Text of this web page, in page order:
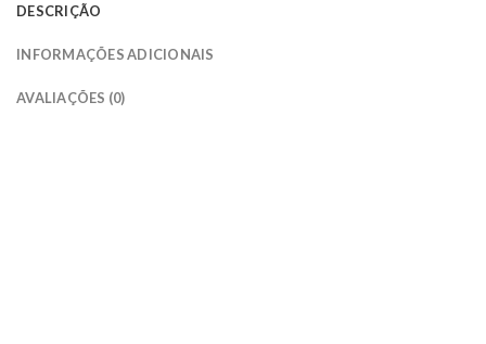
DESCRIÇÃO
INFORMAÇÕES ADICIONAIS
AVALIAÇÕES (0)